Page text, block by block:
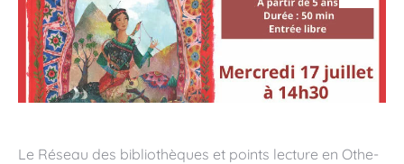
Le Réseau des bibliothèques et points lecture en Othe-